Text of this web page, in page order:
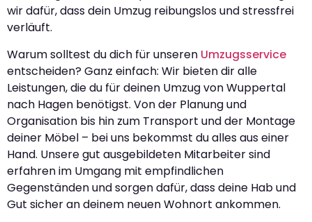
wir dafür, dass dein Umzug reibungslos und stressfrei
verläuft.
Warum solltest du dich für unseren Umzugsservice
entscheiden? Ganz einfach: Wir bieten dir alle
Leistungen, die du für deinen Umzug von Wuppertal
nach Hagen benötigst. Von der Planung und
Organisation bis hin zum Transport und der Montage
deiner Möbel – bei uns bekommst du alles aus einer
Hand. Unsere gut ausgebildeten Mitarbeiter sind
erfahren im Umgang mit empfindlichen
Gegenständen und sorgen dafür, dass deine Hab und
Gut sicher an deinem neuen Wohnort ankommen.